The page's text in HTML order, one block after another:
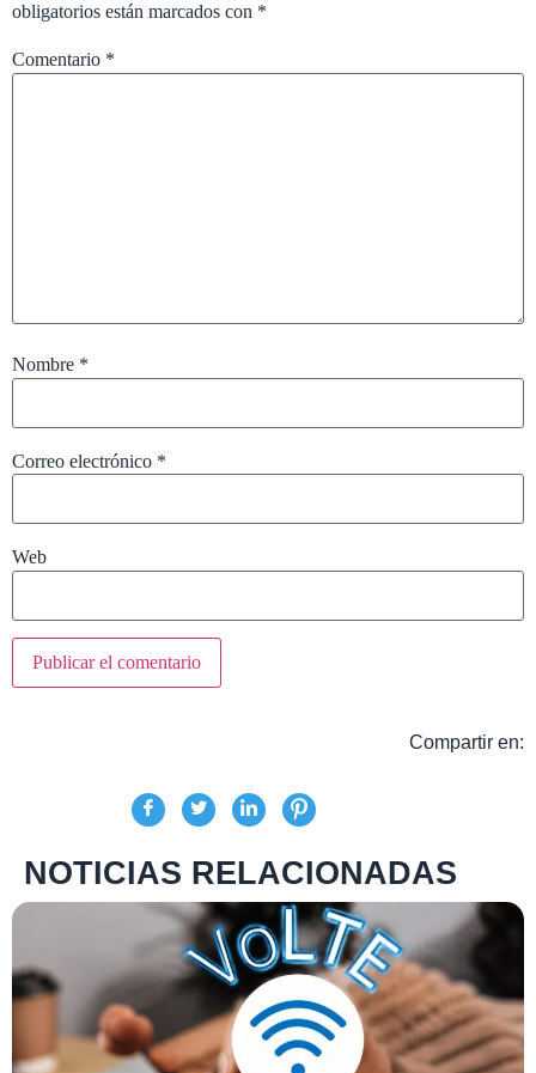
obligatorios están marcados con *
Comentario *
Nombre *
Correo electrónico *
Web
Compartir en:
NOTICIAS RELACIONADAS